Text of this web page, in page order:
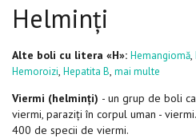
Helminți
Alte boli cu litera «H»: Hemangiomă,
Hemoroizi, Hepatita B, mai multe
Viermi (helminți) - un grup de boli
viermi, paraziți în corpul uman -
400 de specii de viermi.